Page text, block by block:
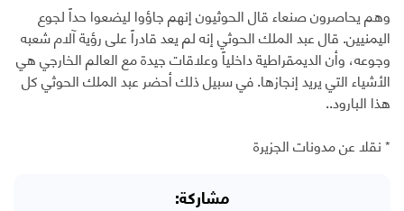
وهم يحاصرون صنعاء قال الحوثيون إنهم جاؤوا ليضعوا حداً لجوع
اليمنيين. قال عبد الملك الحوثي إنه لم يعد قادراً على رؤية آلام شعبه
وجوعه، وأن الديمقراطية داخلياً وعلاقات جيدة مع العالم الخارجي هي
الأشياء التي يريد إنجازها. في سبيل ذلك أحضر عبد الملك الحوثي كل
هذا البارود..
* نقلا عن مدونات الجزيرة
مشاركة: